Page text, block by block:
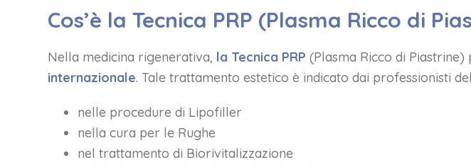
Cos’è la Tecnica PRP (Plasma Ricco di
Nella medicina rigenerativa, la Tecnica PRP (Plasma Ricco di
internazionale. Tale trattamento estetico è indicato dai professionisti
nelle procedure di Lipofiller
nella cura per le Rughe
nel trattamento di Biorivitalizzazione